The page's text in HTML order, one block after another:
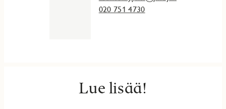
Huomaathan, että ilmoituksen kuvat ovat visualisointeja ja
020 751 4730
Lue lisää!